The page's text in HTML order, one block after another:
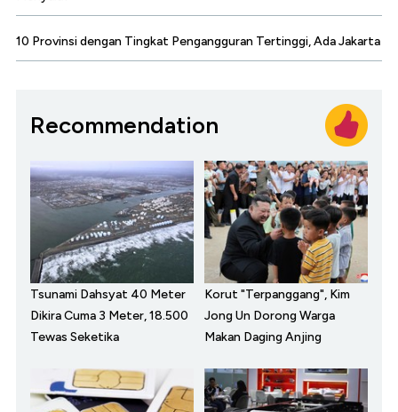
10 Provinsi dengan Tingkat Pengangguran Tertinggi, Ada Jakarta
Recommendation
Tsunami Dahsyat 40 Meter
Dikira Cuma 3 Meter, 18.500
Tewas Seketika
Korut "Terpanggang", Kim
Jong Un Dorong Warga
Makan Daging Anjing